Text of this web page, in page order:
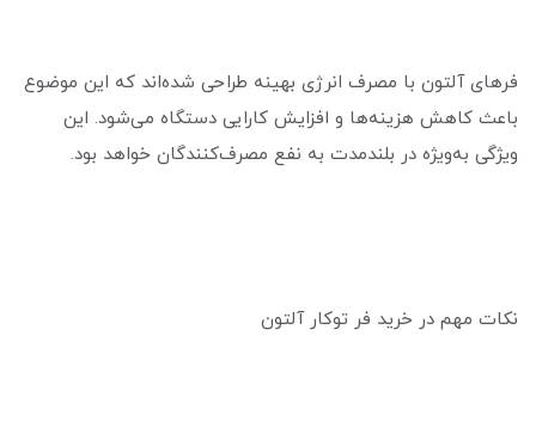
فرهای آلتون با مصرف انرژی بهینه طراحی شده‌اند که این موضوع
باعث کاهش هزینه‌ها و افزایش کارایی دستگاه می‌شود. این
ویژگی به‌ویژه در بلندمدت به نفع مصرف‌کنندگان خواهد بود.
نکات مهم در خرید فر توکار آلتون